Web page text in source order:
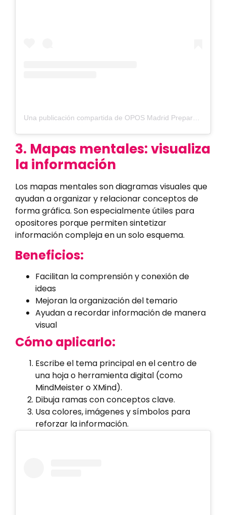
3. Mapas mentales: visualiza
la información
Los mapas mentales son diagramas visuales que
ayudan a organizar y relacionar conceptos de
forma gráfica. Son especialmente útiles para
opositores porque permiten sintetizar
información compleja en un solo esquema.
Beneficios:
Facilitan la comprensión y conexión de
ideas
Mejoran la organización del temario
Ayudan a recordar información de manera
visual
Cómo aplicarlo:
Escribe el tema principal en el centro de
una hoja o herramienta digital (como
MindMeister o XMind).
Dibuja ramas con conceptos clave.
Usa colores, imágenes y símbolos para
reforzar la información.